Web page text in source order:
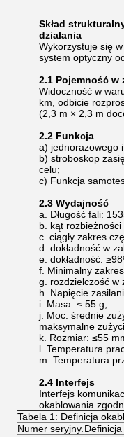
Skład
działania
Wykorzystuje się
system optyczny
2.1 Pojemność w
Widoczność w
km, odbicie
(2,3 m × 2,3 m
2.2 Funkcja
a) jednorazowego
b) stroboskop
celu;
c) Funkcja
2.3 Wydajność
a. Długość fali:
b. kąt
c. ciągły zakres
d. dokładność w
e. dokładność:
f. Minimalny
g. rozdzielczość w
h. Napięcie
i. Masa: ≤ 55 g;
j. Moc: średnie
maksymalne
k. Rozmiar: ≤55
l. Temperatura
m. Temperatura
2.4 Interfejs
Interfejs
okablowania
Tabela 1: Definicja
Numer seryjny. Definicja